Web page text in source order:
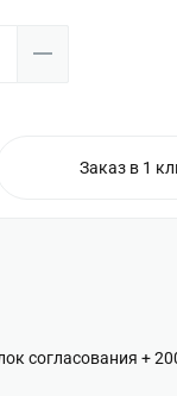
Заказ в 1
согласования +